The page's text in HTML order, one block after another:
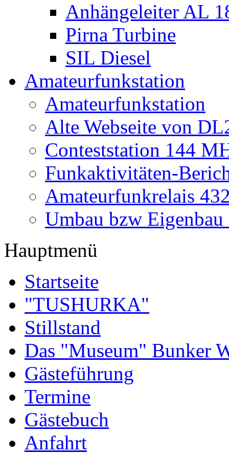
Anhängeleiter AL
Pirna Turbine
SIL Diesel
Amateurfunkstation
Amateurfunkstation
Alte Webseite von
Conteststation 144
Funkaktivitäten-
Amateurfunkrelais
Umbau bzw
Hauptmenü
Startseite
"TUSHURKA"
Stillstand
Das "Museum" Bunker
Gästeführung
Termine
Gästebuch
Anfahrt